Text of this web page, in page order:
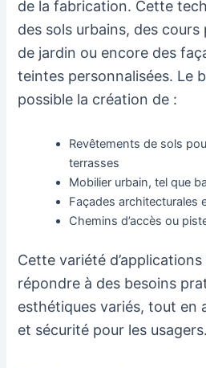
de la fabrication. Cette
des sols urbains, des cours
de jardin ou encore des
teintes personnalisées. Le
possible la création de :
Revêtements de sols
terrasses
Mobilier urbain, tel que
Façades architecturales
Chemins d’accès ou
Cette variété
répondre à des besoins
esthétiques variés, tout en
et sécurité pour les usagers.